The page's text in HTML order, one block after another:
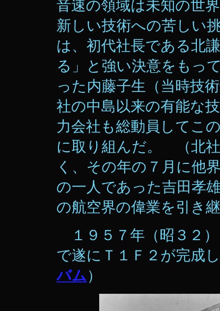
音速の領域は未知の世
新しい技術への苦しい
は、初代社長である北
る」と強い決意をもっ
った内藤子生（当時技
社の中島以来の有能な
力会社も総動員してこ
に取り組んだ。 （北
く、その年の７月に他
の一人であった吉田孝
の航空界の偉業を引き
１９５７年（昭３２
で遂にＴ１Ｆ２が完成
バム）